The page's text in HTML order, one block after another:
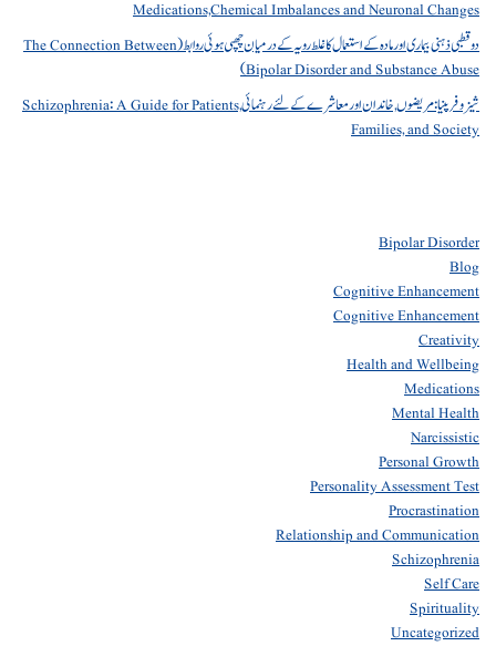
Medications,Chemical Imbalances and Neuronal Changes
دو قطبی ذہنی بیماری اور مادہ کے استعمال کا غلط رویہ کے درمیان چھپی ہوئی روابط (The Connection Between
Bipolar Disorder and Substance Abuse)
شیزوفرینیا: مریضوں, خاندان اور معاشرے کے لئے رہنمائی Schizophrenia: A Guide for Patients,
Families, and Society
Bipolar Disorder
Blog
Cognitive Enhancement
Cognitive Enhancement
Creativity
Health and Wellbeing
Medications
Mental Health
Narcissistic
Personal Growth
Personality Assessment Test
Procrastination
Relationship and Communication
Schizophrenia
Self Care
Spirituality
Uncategorized